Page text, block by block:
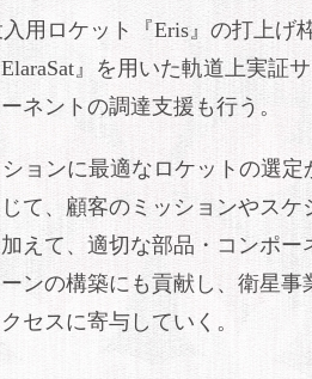
用ロケット『Eris』の打上げ
』を用いた軌道上実証
ネントの調達支援も行う。
ョンに最適なロケットの選
て、顧客のミッションやスケ
えて、適切な部品・コンポー
ンの構築にも貢献し、衛星事
セスに寄与していく。